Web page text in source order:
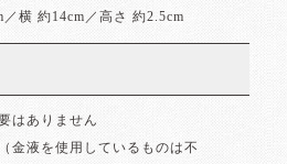
／横 約14cm／高さ 約2.5cm
はありません
金液を使用しているものは不